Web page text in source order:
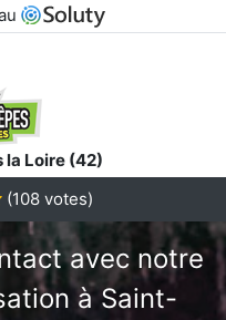
la Loire (42)
(108 votes)
avec notre
à Saint-